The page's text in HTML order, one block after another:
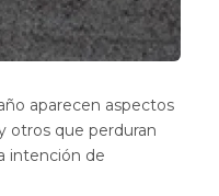
aparecen aspectos
otros que perduran
intención de